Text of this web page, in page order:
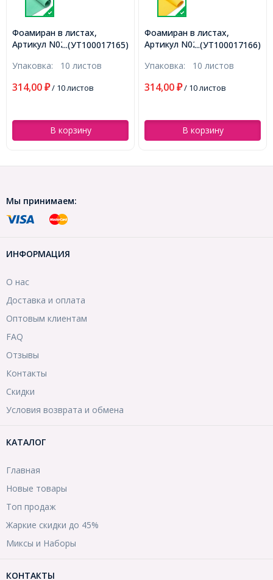
...(УТ100017165)
Фоамиран в листах,
Артикул N024, Цвет:
Размер: 50х50см,
Упаковка: 10 листов
314,00 ₽/ 10 листов
В корзину
...(УТ100017166)
Фоамиран в листах,
Артикул N027, Цвет:
Размер: 50х50см,
Упаковка: 10 листов
314,00 ₽/ 10 листов
В корзину
Мы принимаем:
ИНФОРМАЦИЯ
О нас
Доставка и оплата
Оптовым клиентам
FAQ
Отзывы
Контакты
Скидки
Условия возврата и обмена
КАТАЛОГ
Главная
Новые товары
Топ продаж
Жаркие скидки до 45%
Миксы и Наборы
КОНТАКТЫ